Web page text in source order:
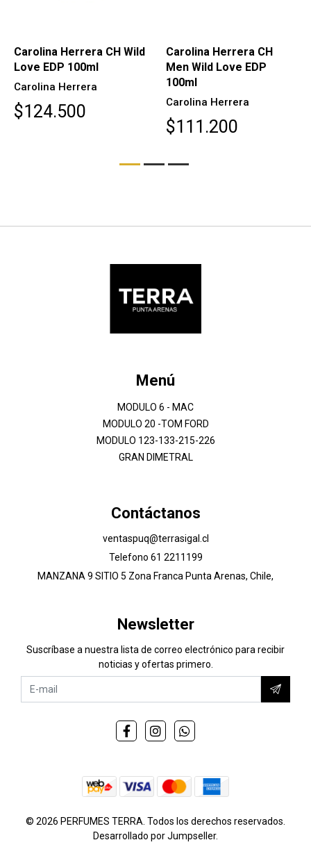
Carolina Herrera CH
Men Wild Love EDP
100ml
Carolina Herrera
Carolina Herrera CH
Beauties EDP 100ml
Carolina Herrera
$90.000
Menú
MODULO 6 - MAC
MODULO 20 -TOM FORD
MODULO 123-133-215-226
GRAN DIMETRAL
Contáctanos
ventaspuq@terrasigal.cl
Telefono 61 2211199
MANZANA 9 SITIO 5 Zona Franca Punta Arenas, Chile,
Newsletter
Suscríbase a nuestra lista de correo electrónico para recibir
noticias y ofertas primero.
© 2026 PERFUMES TERRA. Todos los derechos reservados.
Desarrollado por Jumpseller.